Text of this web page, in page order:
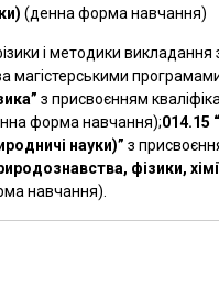
(денна форма навчання)
і методики викладання
магістерськими
з присвоєнням
форма навчання);014.15
науки)” з
фізики, хімії
навчання).